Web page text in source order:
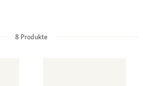
8 Produkte